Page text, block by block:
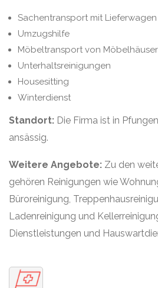
Sachentransport mit
Umzugshilfe
Möbeltransport von
Unterhaltsreinigungen
Housesitting
Winterdienst
Standort: Die Firma ist in
ansässig.
Weitere Angebote: Zu den
gehören Reinigungen wie
Büroreinigung,
Ladenreinigung und
Dienstleistungen und